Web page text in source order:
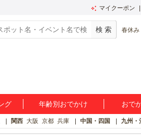
マイクーポン
春休み
グ 年齢別おでかけ おで
関西 大阪 京都 兵庫 中国・四国 九州・